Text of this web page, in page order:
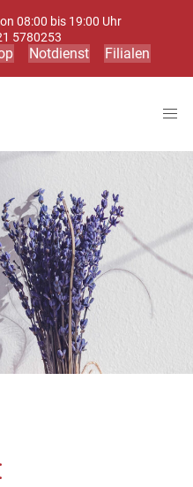
08:00 bis 19:00 Uhr
5780253
Notdienst Filialen